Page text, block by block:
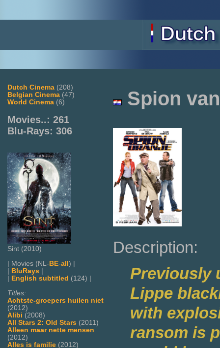
Dutch Cinema (208)
Belgian Cinema (47)
World Cinema (6)
Movies..: 261
Blu-Rays: 306
Sint (2010)
| Movies (NL- BE-all ) |
BluRays
English subtitled (124) |
Titles:
Achtste-groepers huilen niet
(2012)
Alibi (2008)
All Stars 2: Old Stars (2011)
Alleen maar nette mensen
(2012)
Alles is familie (2012)
Spion
Description:
Previously
Lippe
with
ransom is